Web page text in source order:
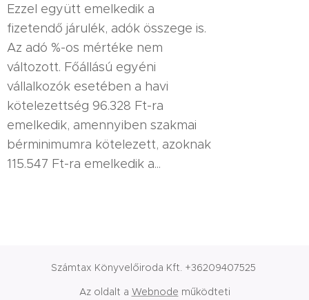
Ezzel együtt emelkedik a
fizetendő járulék, adók összege is.
Az adó %-os mértéke nem
változott. Főállású egyéni
vállalkozók esetében a havi
kötelezettség 96.328 Ft-ra
emelkedik, amennyiben szakmai
bérminimumra kötelezett, azoknak
115.547 Ft-ra emelkedik a...
Számtax Könyvelőiroda Kft. +36209407525
Az oldalt a Webnode működteti